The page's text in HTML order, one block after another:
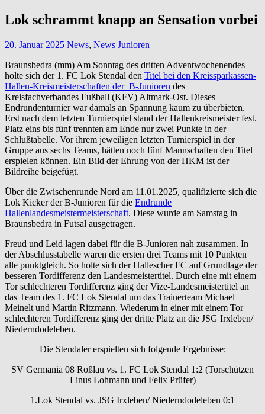
Lok schrammt knapp an Sensation vorbei
20. Januar 2025 News, News Junioren
Braunsbedra (mm) Am Sonntag des dritten Adventwochenendes
holte sich der 1. FC Lok Stendal den Titel bei den Kreissparkassen-
Hallen-Kreismeisterschaften der B-Junioren des
Kreisfachverbandes Fußball (KFV) Altmark-Ost. Dieses
Endrundenturnier war damals an Spannung kaum zu überbieten.
Erst nach dem letzten Turnierspiel stand der Hallenkreismeister fest.
Platz eins bis fünf trennten am Ende nur zwei Punkte in der
Schlußtabelle. Vor ihrem jeweiligen letzten Turnierspiel in der
Gruppe aus sechs Teams, hätten noch fünf Mannschaften den Titel
erspielen können. Ein Bild der Ehrung von der HKM ist der
Bildreihe beigefügt.
Über die Zwischenrunde Nord am 11.01.2025, qualifizierte sich die
Lok Kicker der B-Junioren für die Endrunde
Hallenlandesmeistermeisterschaft. Diese wurde am Samstag in
Braunsbedra in Futsal ausgetragen.
Freud und Leid lagen dabei für die B-Junioren nah zusammen. In
der Abschlusstabelle waren die ersten drei Teams mit 10 Punkten
alle punktgleich. So holte sich der Hallescher FC auf Grundlage der
besseren Tordifferenz den Landesmeistertitel. Durch eine mit einem
Tor schlechteren Tordifferenz ging der Vize-Landesmeistertitel an
das Team des 1. FC Lok Stendal um das Trainerteam Michael
Meinelt und Martin Ritzmann. Wiederum in einer mit einem Tor
schlechteren Tordifferenz ging der dritte Platz an die JSG Irxleben/
Niederndodeleben.
Die Stendaler erspielten sich folgende Ergebnisse:
SV Germania 08 Roßlau vs. 1. FC Lok Stendal 1:2 (Torschützen
Linus Lohmann und Felix Prüfer)
1.Lok Stendal vs. JSG Irxleben/ Niederndodeleben 0:1